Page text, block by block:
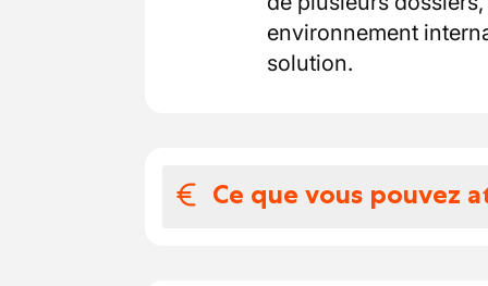
environnement
solution.
Ce que vous pouvez